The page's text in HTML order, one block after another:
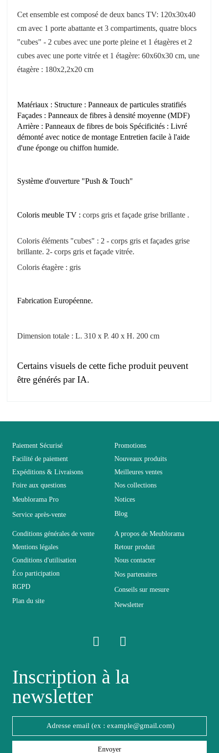
Cet ensemble est composé de deux bancs TV: 120x30x40
cm avec 1 porte abattante et 3 compartiments, quatre blocs
"cubes" - 2 cubes avec une porte pleine et 1 étagères et 2
cubes avec une porte vitrée et 1 étagère: 60x60x30 cm, une
étagère : 180x2,2x20 cm
Matériaux : Structure : Panneaux de particules stratifiés
Façades : Panneaux de fibres à densité moyenne (MDF)
Arrière : Panneaux de fibres de bois Spécificités : Livré
démonté avec notice de montage Entretien facile à l'aide
d'une éponge ou chiffon humide.
Système d'ouverture "Push & Touch"
Coloris meuble TV : corps gris et façade grise brillante .
Coloris éléments "cubes" : 2 - corps gris et façades grise
brillante. 2- corps gris et façade vitrée.
Coloris étagère : gris
Fabrication Européenne.
Dimension totale : L. 310 x P. 40 x H. 200 cm
Certains visuels de cette fiche produit peuvent
être générés par IA.
Age Adulte
Collection SWITCH
Coloris Gris
Dimensions 310x200x40
Electrique Electrique
Non Empilable
Fixe Fixe
Garantie
200
Vous devez vous connecter pour laisser un avis
Paiement Sécurisé
Facilité de paiement
Expéditions & Livraisons
Foire aux questions
Meublorama Pro
Service après-vente
Promotions
Nouveaux produits
Meilleures ventes
Nos collections
Notices
Blog
Conditions générales de vente
Mentions légales
Conditions d'utilisation
Éco participation
RGPD
Plan du site
A propos de Meublorama
Retour produit
Nous contacter
Nos partenaires
Conseils sur mesure
Newsletter
Inscription à la
newsletter
Envoyer